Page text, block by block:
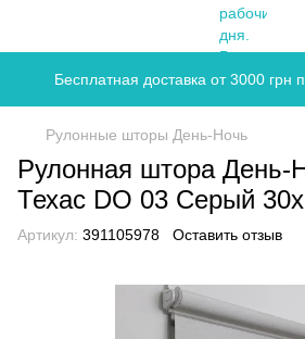
Бесплатная доставка от 3000 грн
Рулонные шторы День-Ночь
Рулонная штора День-
Техас DO 03 Серый
Артикул: 391105978 Оставить отзыв